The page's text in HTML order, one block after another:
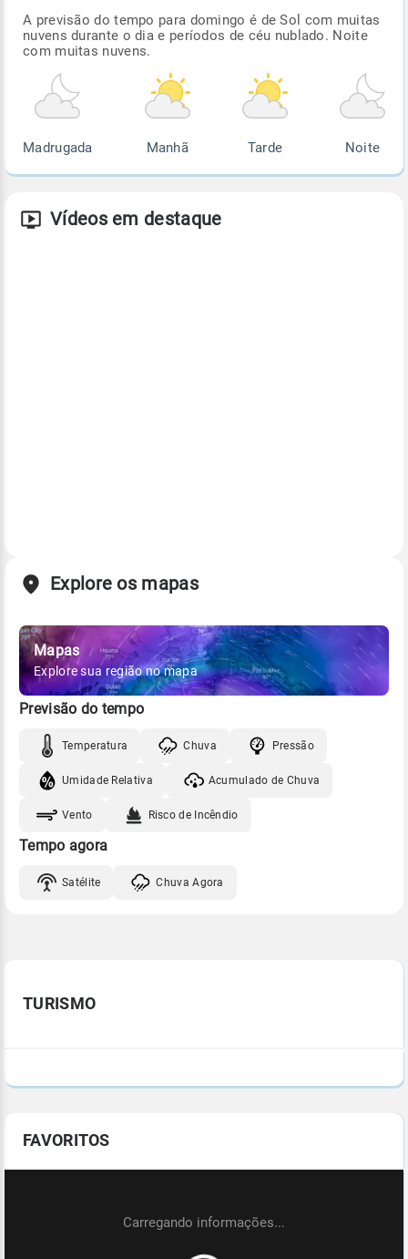
A previsão do tempo para domingo é de Sol com muitas
nuvens durante o dia e períodos de céu nublado. Noite
com muitas nuvens.
Madrugada Manhã Tarde Noite
Vídeos em destaque
Explore os mapas
Mapas
Explore sua região no mapa
Previsão do tempo
Temperatura Chuva Pressão
Umidade Relativa Acumulado de Chuva
Vento Risco de Incêndio
Tempo agora
Satélite Chuva Agora
TURISMO
FAVORITOS